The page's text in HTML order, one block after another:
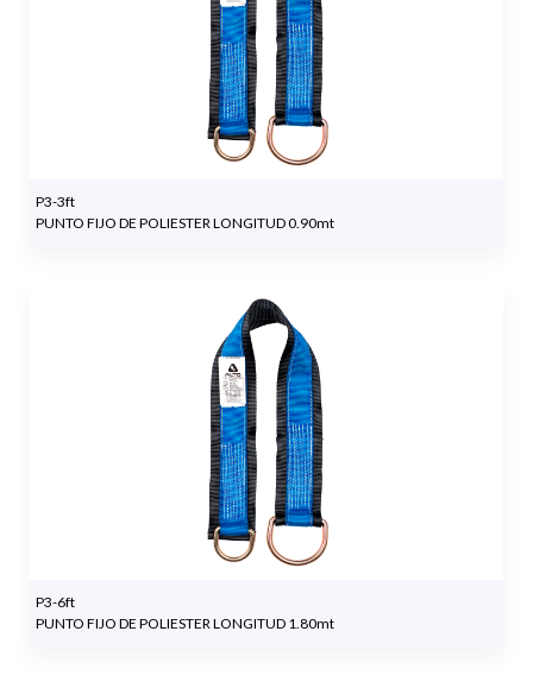
P3-3ft
PUNTO FIJO DE POLIESTER LONGITUD 0.90mt
P3-6ft
PUNTO FIJO DE POLIESTER LONGITUD 1.80mt